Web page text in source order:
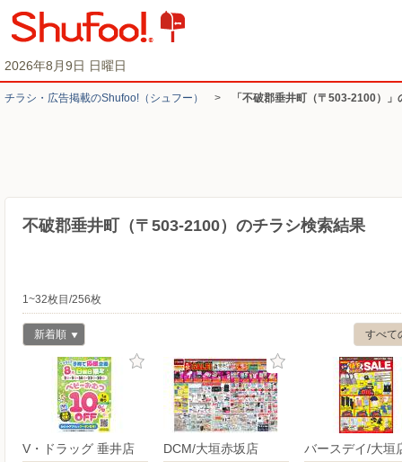
2026年8月9日 日曜日
チラシ・​広告掲載の​Shufoo!​（シュフー） > 「不破郡垂井町（〒503-2100）
不破郡垂井町（〒503-2100）のチラシ検索結果
1~32枚目/256枚
すべて
新着順
V・ドラッグ 垂井店 DCM/大垣赤坂店 バースデイ/大垣